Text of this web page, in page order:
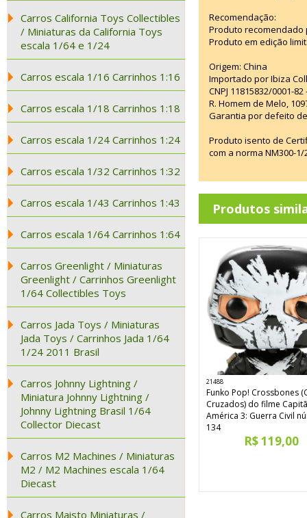
Carros California Toys Collectibles
/ Miniaturas da California Toys
escala 1/64 e 1/24
Carros escala 1/16 Carrinhos 1:16
Carros escala 1/18 Carrinhos 1:18
Carros escala 1/24 Carrinhos 1:24
Carros escala 1/32 Carrinhos 1:32
Carros escala 1/43 Carrinhos 1:43
Carros escala 1/64 Carrinhos 1:64
Carros Greenlight / Miniaturas
Greenlight / Carrinhos Greenlight
1/64 Collectibles Toys
Carros Jada Toys / Miniaturas
Jada Toys / Carrinhos Jada 1/64
1/24 2011 Brasil
Carros Johnny Lightning /
Miniatura Johnny Lightning /
Johnny Lightning Brasil 1/64
Collector Diecast
Carros M2 Machines / Miniaturas
M2 / M2 Machines escala 1/64
Diecast
Carros Maisto Miniaturas /
Recomendação:
Produto recomendado
Produto em edição
Origem: China
Importado por Ibiza
CNPJ 11815832/0001-
R. Homem de Melo,
Garantia por defeito
Produto isento de
com a norma NM300-
Produtos
21488
Funko Pop! Crossbones
Cruzados) do filme
América 3: Guerra Civil
134
R$ 119,00